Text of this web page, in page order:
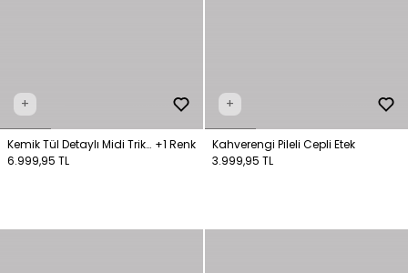
+
Kemik Tül Detaylı Midi Triko
Etek
+1 Renk
6.999,95 TL
+
Kahverengi Pileli Cepli Etek
3.999,95 TL